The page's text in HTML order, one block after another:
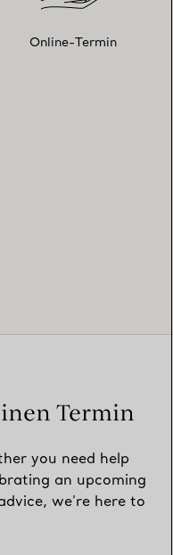
Online-Termin
Termin
you need help
an upcoming
we’re here to